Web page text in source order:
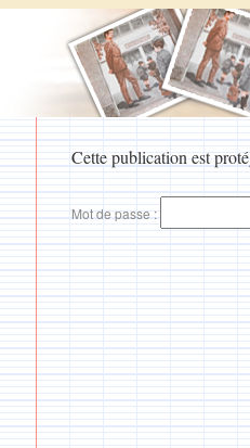
Cette publication est
Mot de passe :